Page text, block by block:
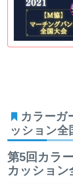
カラーガ
ッション全
第5回カラ
カッション